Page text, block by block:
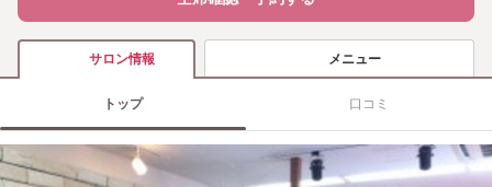
サロン情報 メニュー
トップ 口コミ